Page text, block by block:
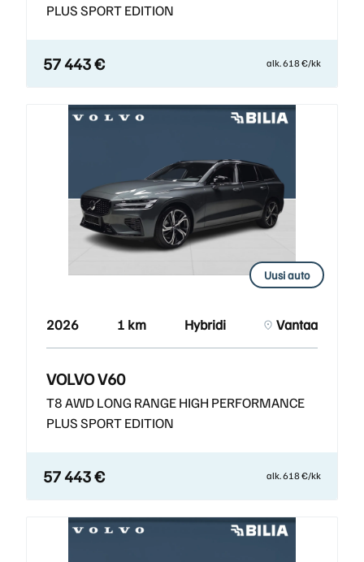
PLUS SPORT EDITION
57 443 € alk. 618 €/kk
Uusi auto
2026 1 km Hybridi Vantaa
VOLVO V60
T8 AWD LONG RANGE HIGH PERFORMANCE
PLUS SPORT EDITION
57 443 € alk. 618 €/kk